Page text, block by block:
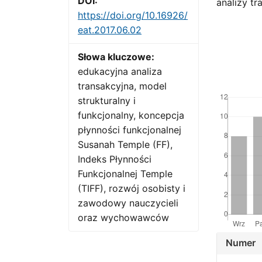
https://doi.org/10.16926/
eat.2017.06.02
Słowa kluczowe:
edukacyjna analiza
transakcyjna, model
strukturalny i
funkcjonalny, koncepcja
płynności funkcjonalnej
Susanah Temple (FF),
Indeks Płynności
Funkcjonalnej Temple
(TIFF), rozwój osobisty i
zawodowy nauczycieli
oraz wychowawców
analizy
Article
Numer